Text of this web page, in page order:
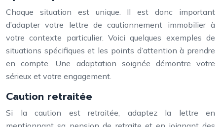
Chaque situation est unique. Il est donc important
d’adapter votre lettre de cautionnement immobilier à
votre contexte particulier. Voici quelques exemples de
situations spécifiques et les points d’attention à prendre
en compte. Une adaptation soignée démontre votre
sérieux et votre engagement.
Caution retraitée
Si la caution est retraitée, adaptez la lettre en